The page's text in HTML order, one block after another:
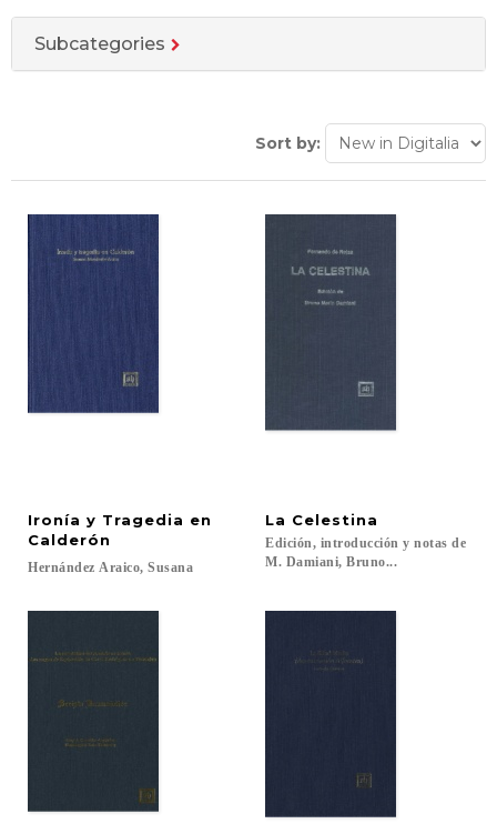
Subcategories
Sort by:
Ironía y Tragedia en
Calderón
Hernández Araico, Susana
La Celestina
Edición, introducción y notas de
M. Damiani, Bruno...